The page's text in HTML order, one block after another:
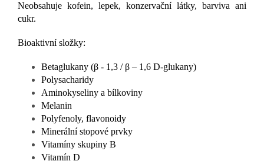
Neobsahuje kofein, lepek, konzervační látky, barviva ani
cukr.
Bioaktivní složky:
Betaglukany (β - 1,3 / β – 1,6 D-glukany)
Polysacharidy
Aminokyseliny a bílkoviny
Melanin
Polyfenoly, flavonoidy
Minerální stopové prvky
Vitamíny skupiny B
Vitamín D